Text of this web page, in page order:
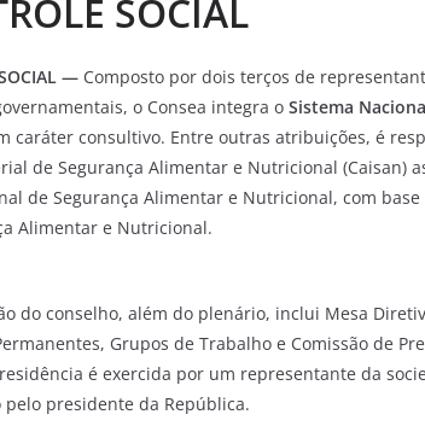
SOCIAL
— Composto por dois terços de
o Consea integra o Sistema
caráter consultivo. Entre outras atribuições, é
de Segurança Alimentar e Nutricional (Caisan)
de Segurança Alimentar e Nutricional, com
Alimentar e Nutricional.
do conselho, além do plenário, inclui Mesa
Grupos de Trabalho e Comissão de
é exercida por um representante da
pelo presidente da República.